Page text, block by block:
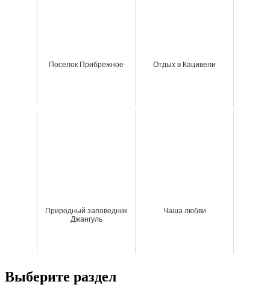
Поселок Прибрежное Отдых в Кацивели
Природный заповедник
Джангуль
Чаша любви
Выберите раздел